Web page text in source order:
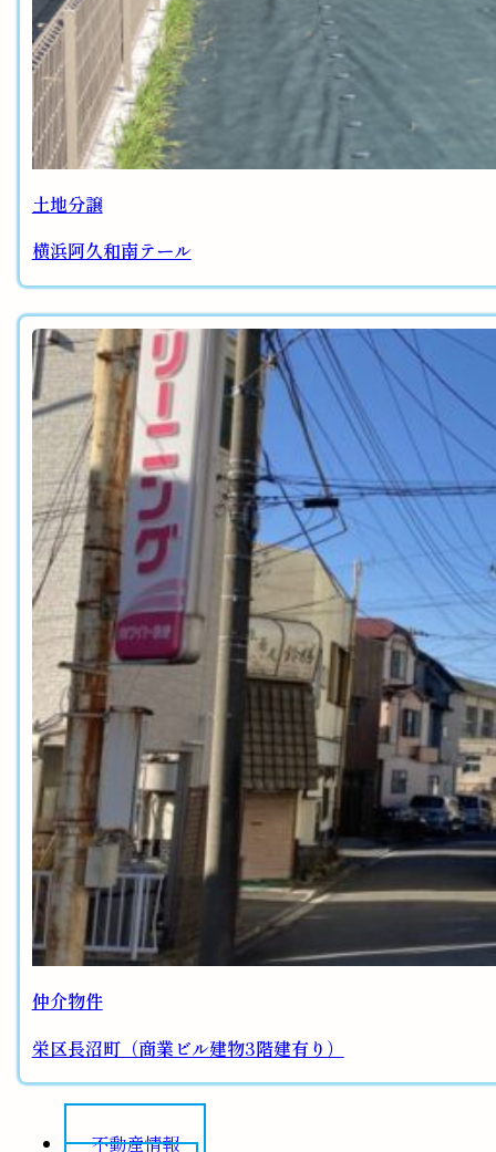
土地分譲
横浜阿久和南テール
仲介物件
栄区長沼町（商業ビル建物3階建有り）
不動産情報